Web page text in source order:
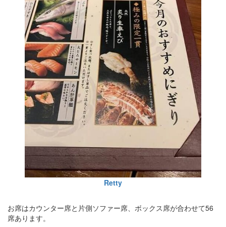
Retty
お席はカウンター席と片側ソファー席、ボックス席が合わせて56
席あります。